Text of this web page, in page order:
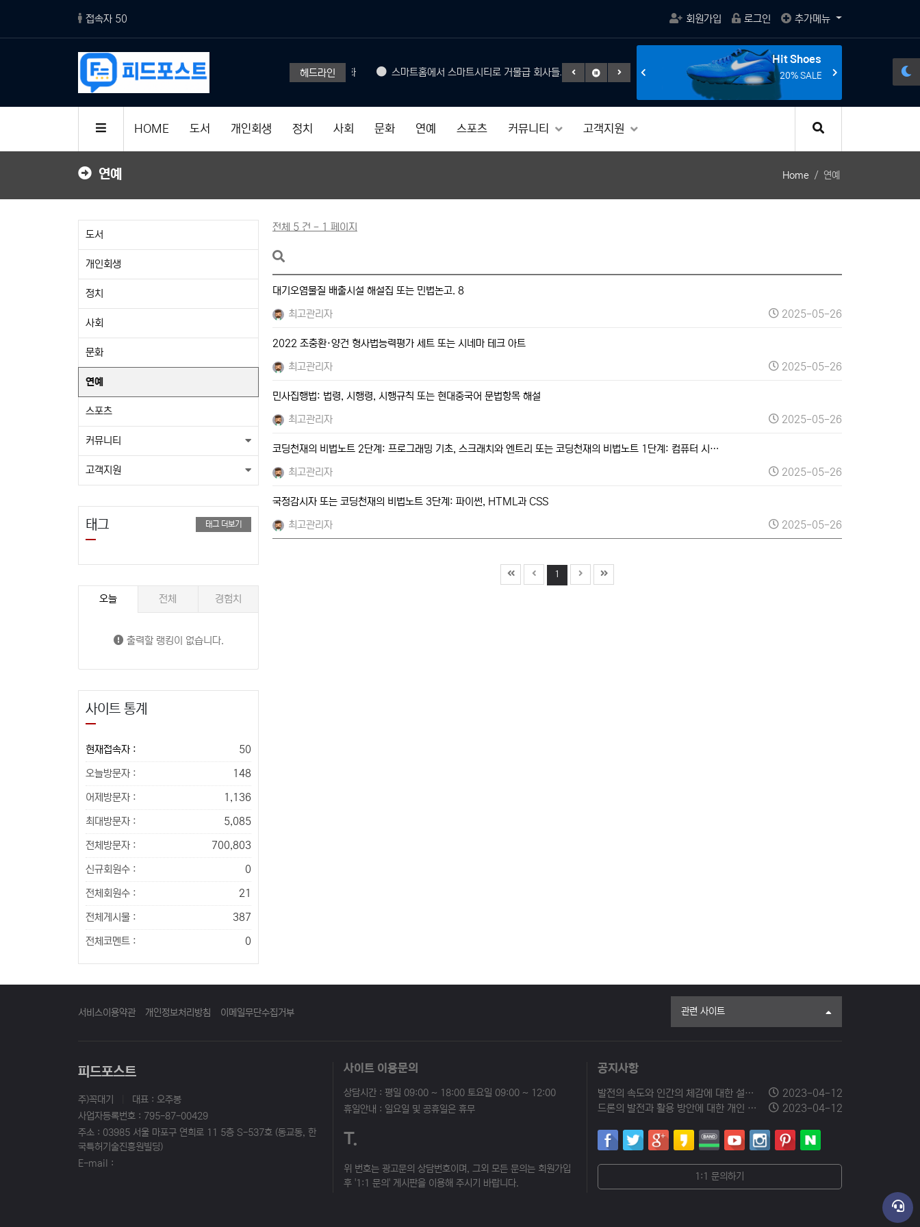
접속자 50 회원가입 로그인 추가메뉴
헤드라인
AI 덕분에 컴퓨터도 전문가 장비 수준으로 진화 스마트홈에서 스마트시티로 거물급 회사들도 참여 게임의 활성화와 규제 전선의 종말을 선언한다. 조립 게이
50% SALE
Hit Shoes
20% SALE
HOME 도서 개인회생 정치 사회 문화 연예 스포츠 커뮤니티 고객지원
연예 Home 연예
도서
개인회생
정치
사회
문화
연예
스포츠
커뮤니티
고객지원
태그 태그 더보기
오늘 전체 경험치
출력할 랭킹이 없습니다.
사이트 통계
현재접속자 : 50
오늘방문자 : 148
어제방문자 : 1,136
최대방문자 : 5,085
전체방문자 : 700,803
신규회원수 : 0
전체회원수 : 21
전체게시물 : 387
전체코멘트 : 0
전체 5 건 - 1 페이지
대기오염물질 배출시설 해설집 또는 민법논고. 8
최고관리자
2025-05-26
2022 조충환·양건 형사법능력평가 세트 또는 시네마 테크 아트
최고관리자
2025-05-26
민사집행법: 법령, 시행령, 시행규칙 또는 현대중국어 문법항목 해설
최고관리자
2025-05-26
코딩천재의 비법노트 2단계: 프로그래밍 기초, 스크래치와 엔트리 또는 코딩천재의 비법노트 1단계: 컴퓨터 시…
최고관리자
2025-05-26
국정감시자 또는 코딩천재의 비법노트 3단계: 파이썬, HTML과 CSS
최고관리자
2025-05-26
1
서비스이용약관 개인정보처리방침 이메일무단수집거부 관련 사이트
피드포스트
주)꼭대기
대표 : 오주봉
사업자등록번호 : 795-87-00429
주소 : 03985 서울 마포구 연희로 11 5층 S-537호 (동교동, 한
국특허기술진흥원빌딩)
E-mail :
사이트 이용문의
상담시간 : 평일 09:00 ~ 18:00 토요일 09:00 ~ 12:00
휴일안내 : 일요일 및 공휴일은 휴무
T.
위 번호는 광고문의 상담번호이며, 그외 모든 문의는 회원가입
후 '1:1 문의' 게시판을 이용해 주시기 바랍니다.
공지사항
발전의 속도와 인간의 체감에 대한 설문조사에 참여해 주세요.
2023-04-12
드론의 발전과 활용 방안에 대한 개인 의견을 남겨주세요.
2023-04-12
1:1 문의하기